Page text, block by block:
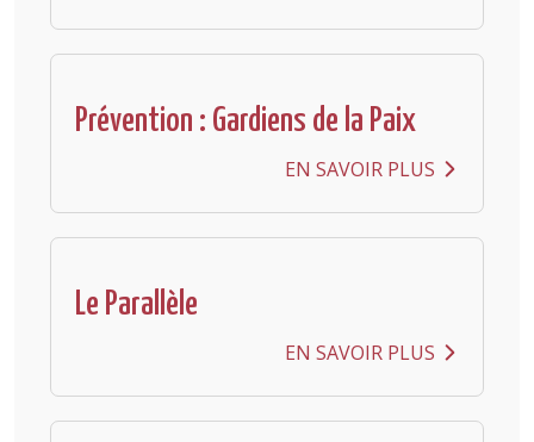
Prévention : Gardiens de la Paix
EN SAVOIR PLUS
Le Parallèle
EN SAVOIR PLUS